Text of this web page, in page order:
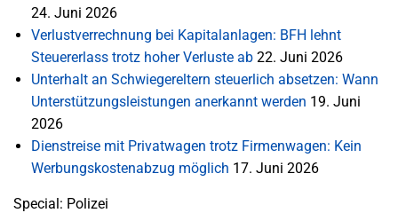
24. Juni 2026
Verlustverrechnung bei Kapitalanlagen: BFH lehnt
Steuererlass trotz hoher Verluste ab 22. Juni 2026
Unterhalt an Schwiegereltern steuerlich absetzen: Wann
Unterstützungsleistungen anerkannt werden 19. Juni
2026
Dienstreise mit Privatwagen trotz Firmenwagen: Kein
Werbungskostenabzug möglich 17. Juni 2026
Special: Polizei